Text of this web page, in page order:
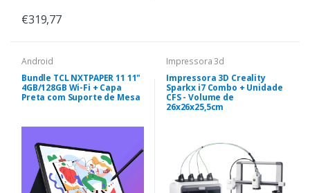
€319,77
Android
Bundle TCL NXTPAPER 11 11"
4GB/128GB Wi-Fi + Capa
Preta com Suporte de Mesa
Impressora 3d
Impressora 3D Creality
Sparkx i7 Combo + Unidade
CFS - Volume de
26x26x25,5cm